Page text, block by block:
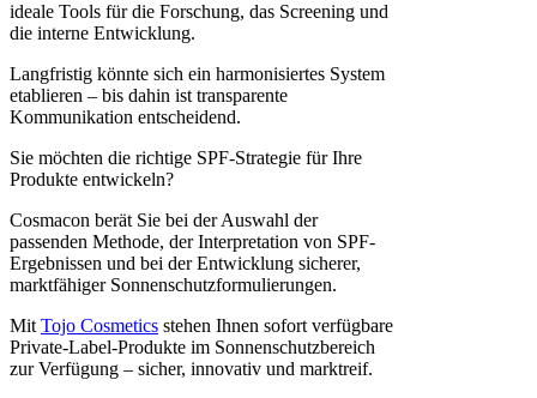
ideale Tools für die Forschung, das Screening und
die interne Entwicklung.
Langfristig könnte sich ein harmonisiertes System
etablieren – bis dahin ist transparente
Kommunikation entscheidend.
Sie möchten die richtige SPF-Strategie für Ihre
Produkte entwickeln?
Cosmacon berät Sie bei der Auswahl der
passenden Methode, der Interpretation von SPF-
Ergebnissen und bei der Entwicklung sicherer,
marktfähiger Sonnenschutzformulierungen.
Mit Tojo Cosmetics stehen Ihnen sofort verfügbare
Private-Label-Produkte im Sonnenschutzbereich
zur Verfügung – sicher, innovativ und marktreif.